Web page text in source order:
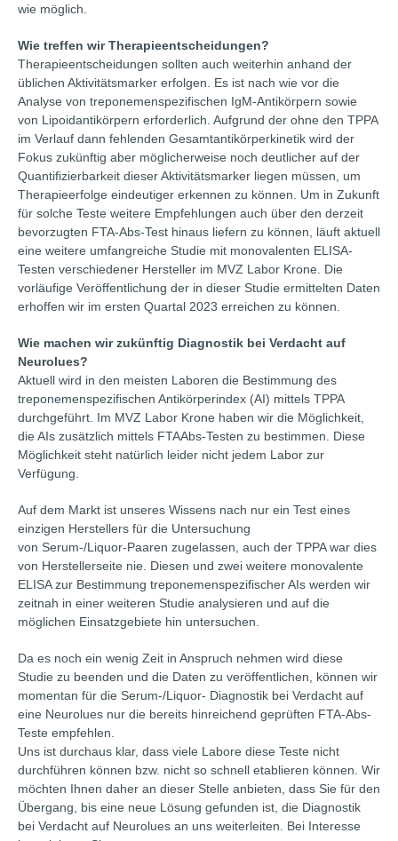
wie möglich.
Wie treffen wir Therapieentscheidungen?
Therapieentscheidungen sollten auch weiterhin anhand der
üblichen Aktivitätsmarker erfolgen. Es ist nach wie vor die
Analyse von treponemenspezifischen IgM-Antikörpern sowie
von Lipoidantikörpern erforderlich. Aufgrund der ohne den TPPA
im Verlauf dann fehlenden Gesamtantikörperkinetik wird der
Fokus zukünftig aber möglicherweise noch deutlicher auf der
Quantifizierbarkeit dieser Aktivitätsmarker liegen müssen, um
Therapieerfolge eindeutiger erkennen zu können. Um in Zukunft
für solche Teste weitere Empfehlungen auch über den derzeit
bevorzugten FTA-Abs-Test hinaus liefern zu können, läuft aktuell
eine weitere umfangreiche Studie mit monovalenten ELISA-
Testen verschiedener Hersteller im MVZ Labor Krone. Die
vorläufige Veröffentlichung der in dieser Studie ermittelten Daten
erhoffen wir im ersten Quartal 2023 erreichen zu können.
Wie machen wir zukünftig Diagnostik bei Verdacht auf
Neurolues?
Aktuell wird in den meisten Laboren die Bestimmung des
treponemenspezifischen Antikörperindex (AI) mittels TPPA
durchgeführt. Im MVZ Labor Krone haben wir die Möglichkeit,
die AIs zusätzlich mittels FTAAbs-Testen zu bestimmen. Diese
Möglichkeit steht natürlich leider nicht jedem Labor zur
Verfügung.
Auf dem Markt ist unseres Wissens nach nur ein Test eines
einzigen Herstellers für die Untersuchung
von Serum-/Liquor-Paaren zugelassen, auch der TPPA war dies
von Herstellerseite nie. Diesen und zwei weitere monovalente
ELISA zur Bestimmung treponemenspezifischer AIs werden wir
zeitnah in einer weiteren Studie analysieren und auf die
möglichen Einsatzgebiete hin untersuchen.
Da es noch ein wenig Zeit in Anspruch nehmen wird diese
Studie zu beenden und die Daten zu veröffentlichen, können wir
momentan für die Serum-/Liquor- Diagnostik bei Verdacht auf
eine Neurolues nur die bereits hinreichend geprüften FTA-Abs-
Teste empfehlen.
Uns ist durchaus klar, dass viele Labore diese Teste nicht
durchführen können bzw. nicht so schnell etablieren können. Wir
möchten Ihnen daher an dieser Stelle anbieten, dass Sie für den
Übergang, bis eine neue Lösung gefunden ist, die Diagnostik
bei Verdacht auf Neurolues an uns weiterleiten. Bei Interesse